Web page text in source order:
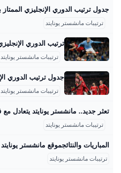
ترتيبات مانشستر يونايتد
ترتيبات مانشستر يونايتد
ترتيبات مانشستر يونايتد
ترتيبات مانشستر يونايتد
ترتيبات مانشستر يونايتد